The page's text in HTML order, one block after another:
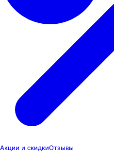
Акции и скидкиОтзывы